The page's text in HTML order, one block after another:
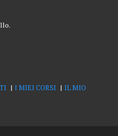
I MIEI CORSI
IL MIO